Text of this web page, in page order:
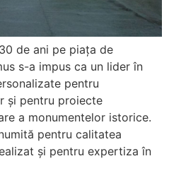
de ani pe piața de
s-a impus ca un lider în
pentru
și pentru proiecte
a monumentelor istorice.
pentru calitatea
și pentru expertiza în